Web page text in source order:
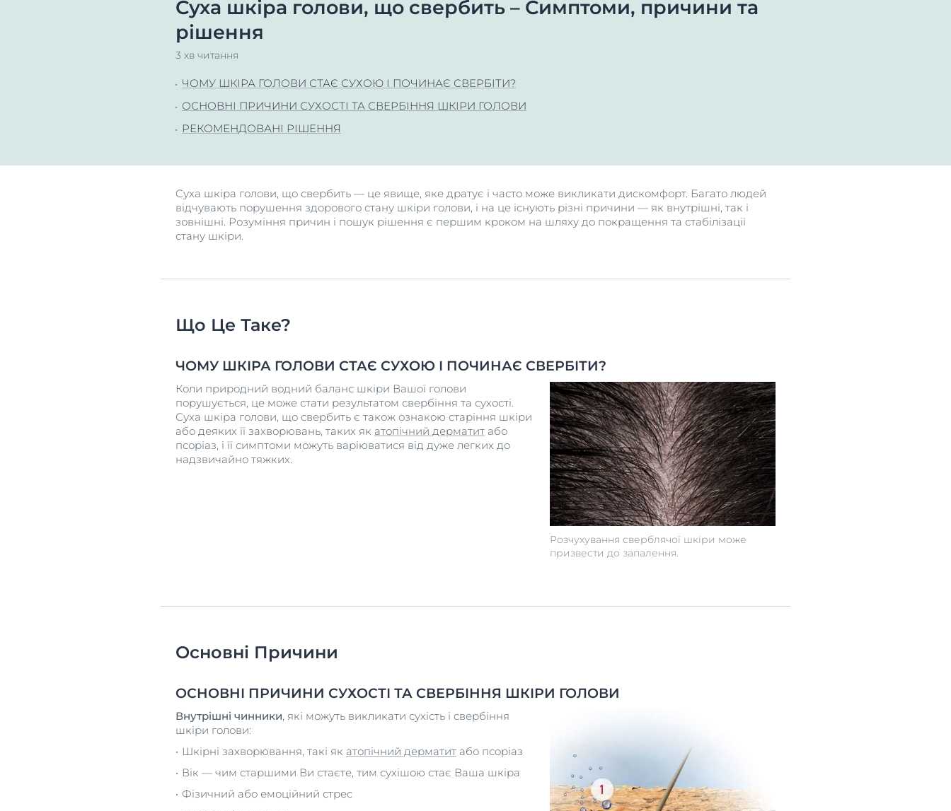
Гіперчутлива шкіра
Шкіра, схильна до
почервоніння
Проблеми з волоссям та
Чутлива шкіра
Пітливість
DermatoClean для м’якого
DermoPure для проблемної
шкіри
Hyaluron-Filler
Антивіковий догляд для
більш пружної шкіри
Відновлює об'єм та
еластичність контурів
UreaRepair для дуже сухої
шкіри
Суха шкіра голови, що свербить – Симптоми, причини та
рішення
3 хв читання
ЧОМУ ШКІРА ГОЛОВИ СТАЄ СУХОЮ І ПОЧИНАЄ СВЕРБІТИ?
ОСНОВНІ ПРИЧИНИ СУХОСТІ ТА СВЕРБІННЯ ШКІРИ ГОЛОВИ
РЕКОМЕНДОВАНІ РІШЕННЯ
Суха шкіра голови, що свербить — це явище, яке дратує і часто може викликати дискомфорт. Багато людей
відчувають порушення здорового стану шкіри голови, і на це існують різні причини — як внутрішні, так і
зовнішні. Розуміння причин і пошук рішення є першим кроком на шляху до покращення та стабілізації
стану шкіри.
Що Це Таке?
ЧОМУ ШКІРА ГОЛОВИ СТАЄ СУХОЮ І ПОЧИНАЄ СВЕРБІТИ?
Розчухування сверблячої шкіри може
призвести до запалення.
Коли природний водний баланс шкіри Вашої голови
порушується, це може стати результатом свербіння та сухості.
Суха шкіра голови, що свербить є також ознакою старіння шкіри
або деяких її захворювань, таких як атопічний дерматит або
псоріаз, і її симптоми можуть варіюватися від дуже легких до
надзвичайно тяжких.
Основні Причини
ОСНОВНІ ПРИЧИНИ СУХОСТІ ТА СВЕРБІННЯ ШКІРИ ГОЛОВИ
Внутрішні чинники, які можуть викликати сухість і свербіння
шкіри голови:
Шкірні захворювання, такі як атопічний дерматит або псоріаз
Вік — чим старшими Ви стаєте, тим сухішою стає Ваша шкіра
Фізичний або емоційний стрес